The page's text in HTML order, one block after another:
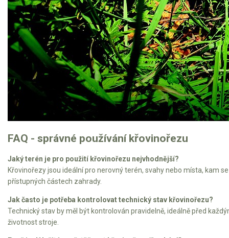
VARI multifunkční nosiče
Sněhové frézy
Vertikutátory
Kultivátory
Nůžky na živý plot
Štěpkovače a drtiče
Elektrické skútry
Elektrické tříkolky
FAQ - správné používání křovinořezu
Jaký terén je pro použití křovinořezu nejvhodnější?
Křovinořezy jsou ideální pro nerovný terén, svahy nebo místa, kam
přístupných částech zahrady.
Jak často je potřeba kontrolovat technický stav křovinořezu?
Technický stav by měl být kontrolován pravidelně, ideálně před
životnost stroje.